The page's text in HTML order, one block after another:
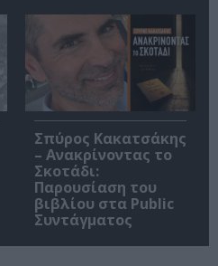
Σπύρος Κακατσάκης
– Ανακρίνοντας το
Σκοτάδι:
Παρουσίαση του
βιβλίου στα Public
Συντάγματος